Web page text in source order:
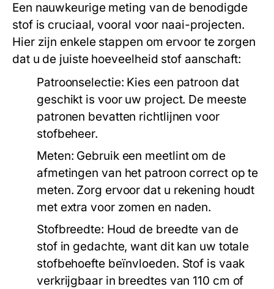
Een nauwkeurige meting van de benodigde
stof is cruciaal, vooral voor naai-projecten.
Hier zijn enkele stappen om ervoor te zorgen
dat u de juiste hoeveelheid stof aanschaft:
Patroonselectie: Kies een patroon dat
geschikt is voor uw project. De meeste
patronen bevatten richtlijnen voor
stofbeheer.
Meten: Gebruik een meetlint om de
afmetingen van het patroon correct op te
meten. Zorg ervoor dat u rekening houdt
met extra voor zomen en naden.
Stofbreedte: Houd de breedte van de
stof in gedachte, want dit kan uw totale
stofbehoefte beïnvloeden. Stof is vaak
verkrijgbaar in breedtes van 110 cm of